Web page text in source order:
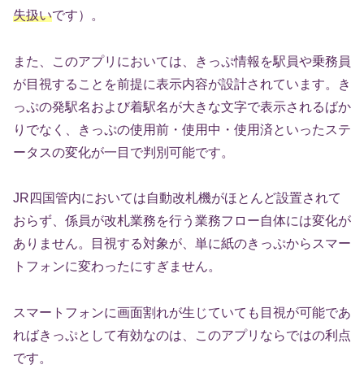
失扱いです）。
また、このアプリにおいては、きっぷ情報を駅員や乗務員
が目視することを前提に表示内容が設計されています。き
っぷの発駅名および着駅名が大きな文字で表示されるばか
りでなく、きっぷの使用前・使用中・使用済といったステ
ータスの変化が一目で判別可能です。
JR四国管内においては自動改札機がほとんど設置されて
おらず、係員が改札業務を行う業務フロー自体には変化が
ありません。目視する対象が、単に紙のきっぷからスマー
トフォンに変わったにすぎません。
スマートフォンに画面割れが生じていても目視が可能であ
ればきっぷとして有効なのは、このアプリならではの利点
です。